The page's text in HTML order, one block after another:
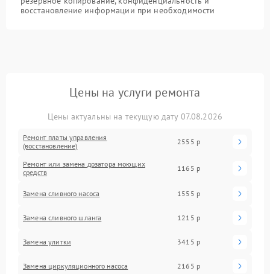
восстановление информации при необходимости
Цены на услуги ремонта
Цены актуальны на текущую дату 07.08.2026
Ремонт платы управления
(восстановление)
2555 р
Ремонт или замена дозатора моющих
средств
1165 р
Замена сливного насоса 1555 р
Замена сливного шланга 1215 р
Замена улитки 3415 р
Замена циркуляционного насоса 2165 р